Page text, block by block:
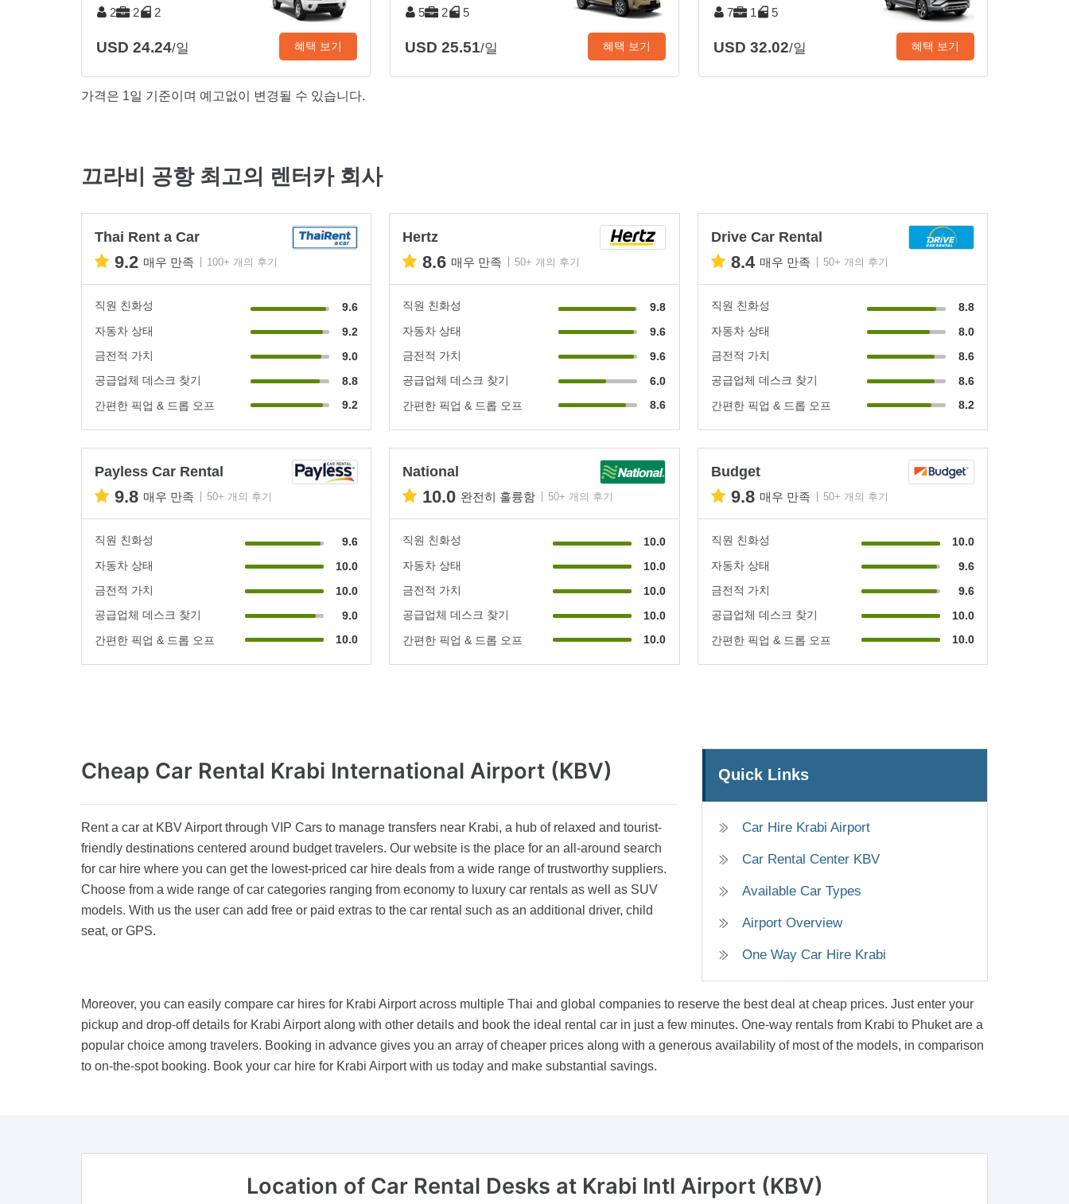
2 2 2
USD 24.24/일 혜택 보기
5 2 5
USD 25.51/일 혜택 보기
7 1 5
USD 32.02/일 혜택 보기
가격은 1일 기준이며 예고없이 변경될 수 있습니다.
끄라비 공항 최고의 렌터카 회사
Thai Rent a Car
9.2 매우 만족 100+ 개의 후기
직원 친화성
9.6
자동차 상태
9.2
금전적 가치
9.0
공급업체 데스크 찾기
8.8
간편한 픽업 & 드롭 오프
9.2
Hertz
8.6 매우 만족 50+ 개의 후기
직원 친화성
9.8
자동차 상태
9.6
금전적 가치
9.6
공급업체 데스크 찾기
6.0
간편한 픽업 & 드롭 오프
8.6
Drive Car Rental
8.4 매우 만족 50+ 개의 후기
직원 친화성
8.8
자동차 상태
8.0
금전적 가치
8.6
공급업체 데스크 찾기
8.6
간편한 픽업 & 드롭 오프
8.2
Payless Car Rental
9.8 매우 만족 50+ 개의 후기
직원 친화성
9.6
자동차 상태
10.0
금전적 가치
10.0
공급업체 데스크 찾기
9.0
간편한 픽업 & 드롭 오프
10.0
National
10.0 완전히 훌륭함 50+ 개의 후기
직원 친화성
10.0
자동차 상태
10.0
금전적 가치
10.0
공급업체 데스크 찾기
10.0
간편한 픽업 & 드롭 오프
10.0
Budget
9.8 매우 만족 50+ 개의 후기
직원 친화성
10.0
자동차 상태
9.6
금전적 가치
9.6
공급업체 데스크 찾기
10.0
간편한 픽업 & 드롭 오프
10.0
Quick Links
Car Hire Krabi Airport
Car Rental Center KBV
Available Car Types
Airport Overview
One Way Car Hire Krabi
Cheap Car Rental Krabi International Airport (KBV)
Rent a car at KBV Airport through VIP Cars to manage transfers near Krabi, a hub of relaxed and tourist-
friendly destinations centered around budget travelers. Our website is the place for an all-around search
for car hire where you can get the lowest-priced car hire deals from a wide range of trustworthy suppliers.
Choose from a wide range of car categories ranging from economy to luxury car rentals as well as SUV
models. With us the user can add free or paid extras to the car rental such as an additional driver, child
seat, or GPS.
Moreover, you can easily compare car hires for Krabi Airport across multiple Thai and global companies to reserve the best deal at cheap prices. Just enter your
pickup and drop-off details for Krabi Airport along with other details and book the ideal rental car in just a few minutes. One-way rentals from Krabi to Phuket are a
popular choice among travelers. Booking in advance gives you an array of cheaper prices along with a generous availability of most of the models, in comparison
to on-the-spot booking. Book your car hire for Krabi Airport with us today and make substantial savings.
Location of Car Rental Desks at Krabi Intl Airport (KBV)